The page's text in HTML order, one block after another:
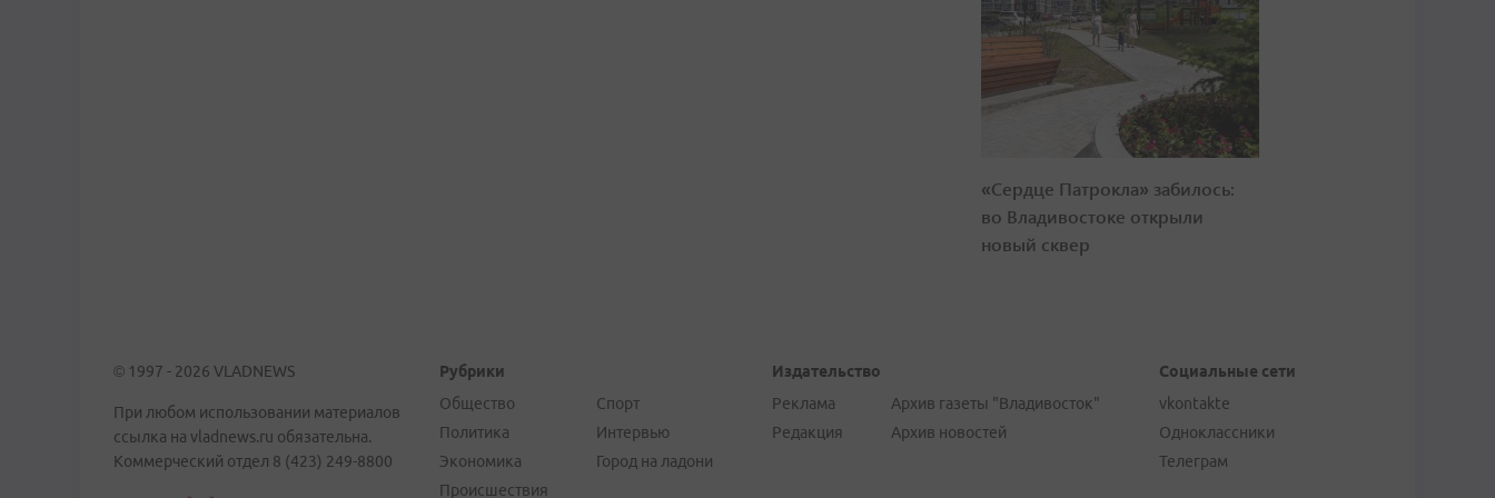
«Сердце Патрокла» забилось:
во Владивостоке открыли
новый сквер
© 1997 - 2026 VLADNEWS
При любом использовании материалов
ссылка на vladnews.ru обязательна.
Коммерческий отдел 8 (423) 249-8800
Рубрики
Общество
Политика
Экономика
Происшествия
Спорт
Интервью
Город на ладони
Издательство
Реклама
Редакция
Архив газеты "Владивосток"
Архив новостей
Социальные сети
vkontakte
Одноклассники
Телеграм